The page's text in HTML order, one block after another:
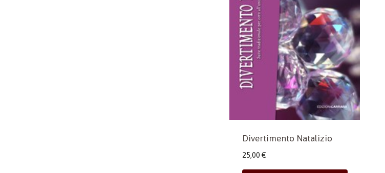
Divertimento Natalizio
25,00 €